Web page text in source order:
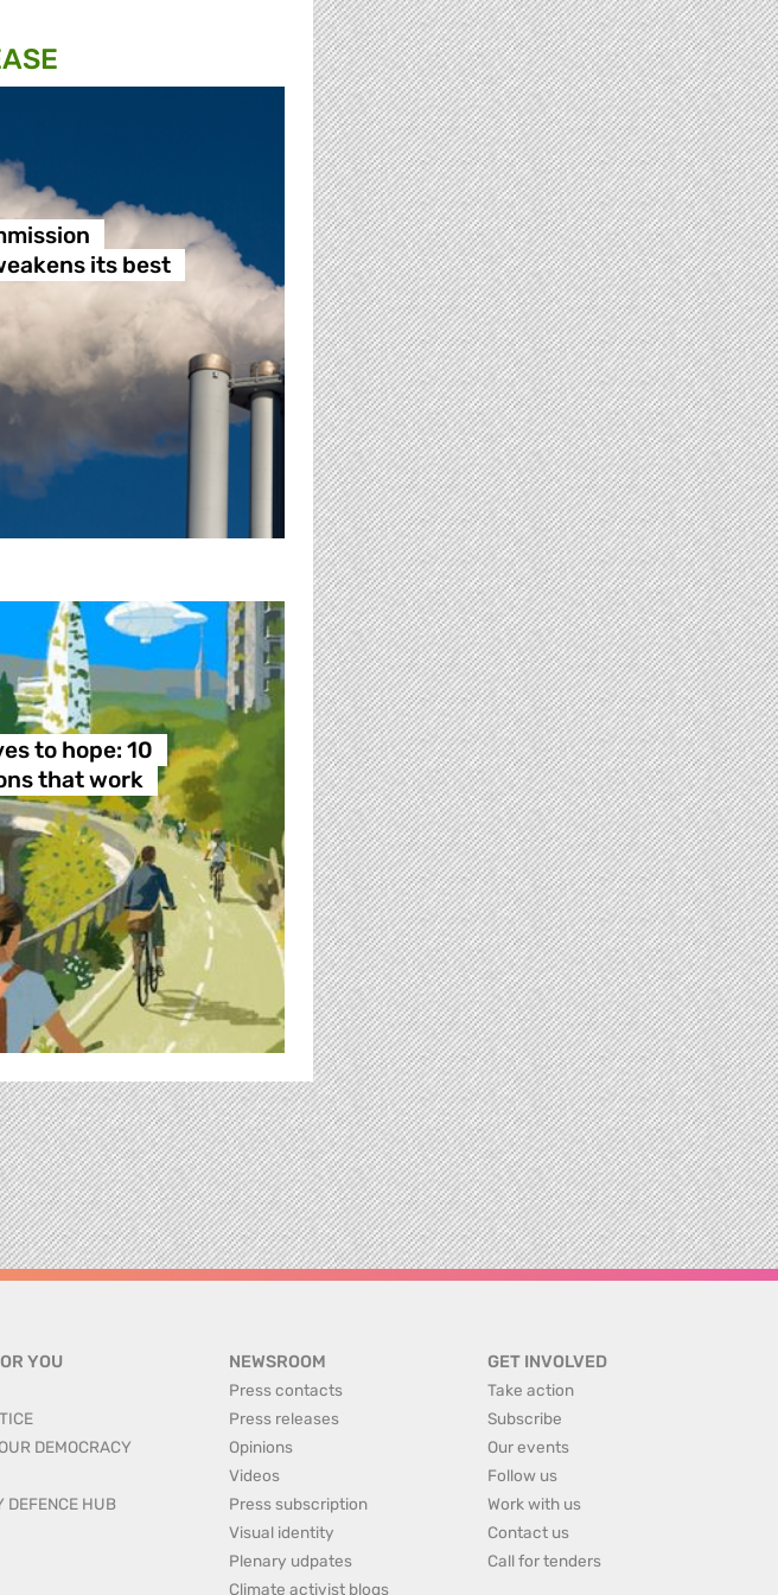
its best
to hope: 10
that work
YOU
DEMOCRACY
DEFENCE HUB
NEWSROOM
Press contacts
Press releases
Opinions
Videos
Press subscription
Visual identity
Plenary udpates
Climate activist blogs
GET INVOLVED
Take action
Subscribe
Our events
Follow us
Work with us
Contact us
Call for tenders